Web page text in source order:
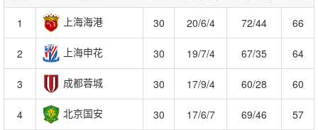
1
上海海港 30 20/6/4 72/44 66
2 上海申花 30 19/7/4 67/35 64
3 成都蓉城 30 17/9/4 60/28 60
4 北京国安 30 17/6/7 69/46 57